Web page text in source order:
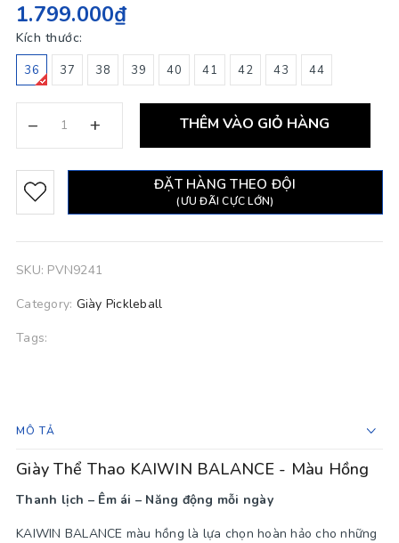
1.799.000₫
Kích thước:
36 37 38 39 40 41 42 43 44
– + THÊM VÀO GIỎ HÀNG
ĐẶT HÀNG THEO ĐỘI
(ƯU ĐÃI CỰC LỚN)
SKU: PVN9241
Category: Giày Pickleball
Tags:
MÔ TẢ
Giày Thể Thao KAIWIN BALANCE - Màu Hồng
Thanh lịch – Êm ái – Năng động mỗi ngày
KAIWIN BALANCE màu hồng là lựa chọn hoàn hảo cho những